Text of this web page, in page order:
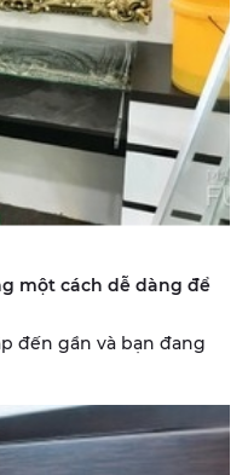
một cách dễ dàng để
đến gần và bạn đang